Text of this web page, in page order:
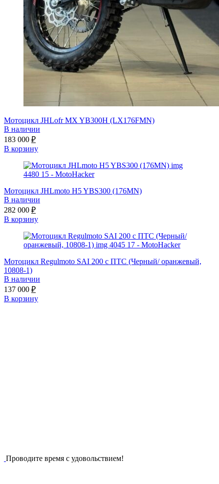
Мотоцикл JHLofr MX YB300H (LX176FMN)
В наличии
183 000 ₽
В корзину
Мотоцикл JHLmoto H5 YBS300 (176MN)
В наличии
282 000 ₽
В корзину
Мотоцикл Regulmoto SAI 200 с ПТС (Черный/ оранжевый,
10808-1)
В наличии
137 000 ₽
В корзину
Проводите время с удовольствием!